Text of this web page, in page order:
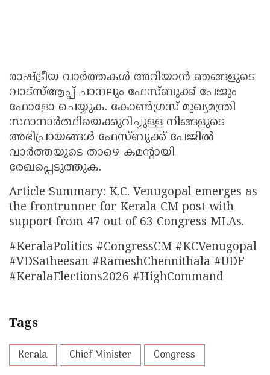
രാഷ്ട്രീയ വാർത്തകൾ അറിയാൻ ഞങ്ങളുടെ
വാട്സ്ആപ്പ് ചാനലും ഫേസ്ബുക്ക് പേജും
ഫോളോ ചെയ്യുക. കോൺഗ്രസ് മുഖ്യമന്ത്രി
സ്ഥാനാർത്ഥിയെക്കുറിച്ചുള്ള നിങ്ങളുടെ
അഭിപ്രായങ്ങൾ ഫേസ്ബുക്ക് പേജില്‍
വാര്‍ത്തയുടെ താഴെ കമന്റായി
രേഖപ്പെടുത്തുക.
Article Summary: K.C. Venugopal emerges as
the frontrunner for Kerala CM post with
support from 47 out of 63 Congress MLAs.
#KeralaPolitics #CongressCM #KCVenugopal
#VDSatheesan #RameshChennithala #UDF
#KeralaElections2026 #HighCommand
Tags
Kerala Chief Minister Congress